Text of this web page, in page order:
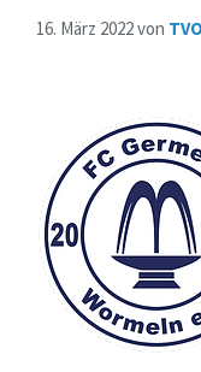
16. März 2022von